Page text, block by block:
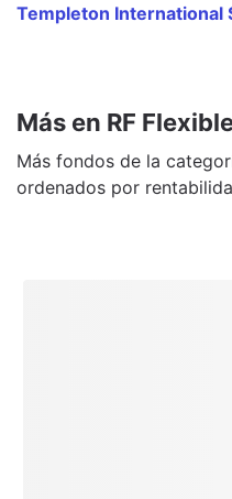
Templeton International
Más en RF
Más fondos de la
ordenados por